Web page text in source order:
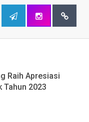
Raih Apresiasi
Tahun 2023